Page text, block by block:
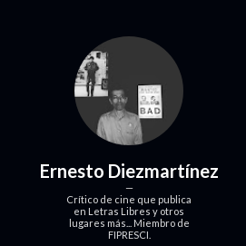
Ernesto Diezmartínez
Crítico de cine que publica
en Letras Libres y otros
lugares más... Miembro de
FIPRESCI.